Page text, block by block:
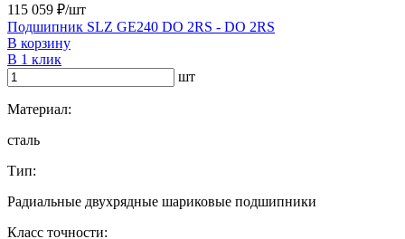
115 059 ₽/шт
Подшипник SLZ GE240 DO 2RS - DO 2RS
В корзину
В 1 клик
шт
Материал:
сталь
Тип:
Радиальные двухрядные шариковые подшипники
Класс точности: